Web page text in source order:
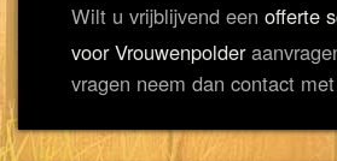
Wilt u vrijblijvend een offerte
voor Vrouwenpolder
vragen neem dan contact